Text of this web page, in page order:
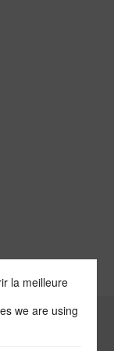
la meilleure
we are using